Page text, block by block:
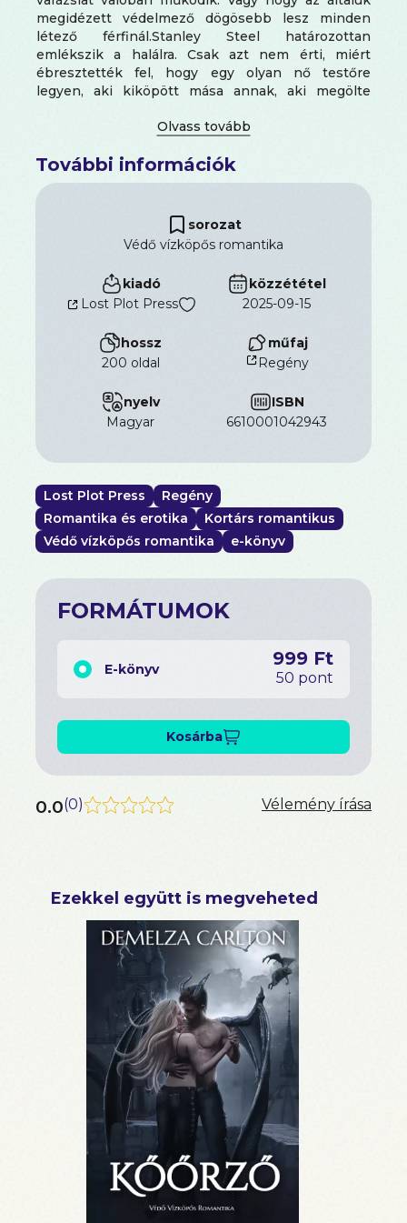
megidézett védelmező dögösebb lesz minden
létező férfinál.Stanley Steel határozottan
emlékszik a halálra. Csak azt nem érti, miért
ébresztették fel, hogy egy olyan nő testőre
legyen, aki kiköpött mása annak, aki megölte
de mi van, ha az igazi veszélyt ő jelenti?
További információk
sorozat
Védő vízköpős romantika
kiadó
Lost Plot Press
közzététel
2025-09-15
hossz
200 oldal
műfaj
Regény
nyelv
magyar
ISBN
6610001042943
Lost Plot Press
Regény
Romantika és erotika
Kortárs romantikus
Védő vízköpős romantika
e-könyv
FORMÁTUMOK
E-könyv 999 Ft
50 pont
Kosárba
0.0(0) Vélemény írása
Ezekkel együtt is megveheted